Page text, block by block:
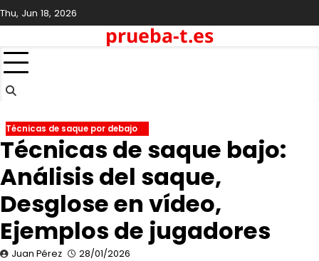
Skip
to
Thu, Jun 18, 2026
prueba-t.es
Técnicas de saque por debajo
Técnicas de saque bajo:
Análisis del saque,
Desglose en vídeo,
Ejemplos de jugadores
Juan Pérez 28/01/2026